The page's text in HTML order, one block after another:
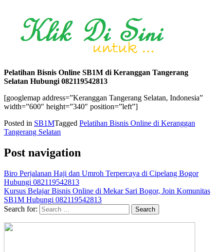
Pelatihan Bisnis Online SB1M di Keranggan Tangerang
Selatan Hubungi 082119542813
[googlemap address=”Keranggan Tangerang Selatan, Indonesia”
width=”600″ height=”340″ position=”left”]
Posted in SB1MTagged Pelatihan Bisnis Online di Keranggan
Tangerang Selatan
Post navigation
Biro Perjalanan Haji dan Umroh Terpercaya di Cipelang Bogor
Hubungi 082119542813
Kursus Belajar Bisnis Online di Mekar Sari Bogor, Join Komunitas
SB1M Hubungi 082119542813
Search for: